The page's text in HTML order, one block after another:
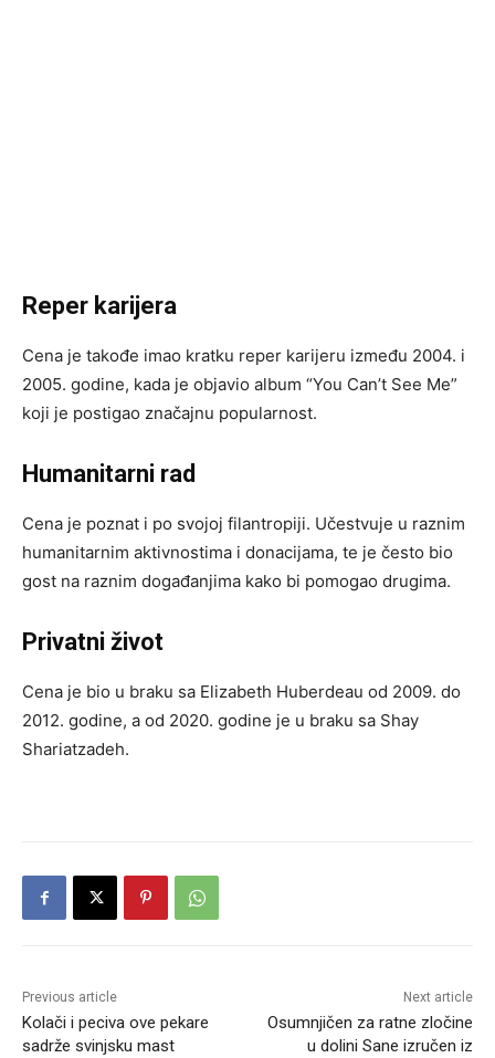
Reper karijera
Cena je takođe imao kratku reper karijeru između 2004. i
2005. godine, kada je objavio album “You Can’t See Me”
koji je postigao značajnu popularnost.
Humanitarni rad
Cena je poznat i po svojoj filantropiji. Učestvuje u raznim
humanitarnim aktivnostima i donacijama, te je često bio
gost na raznim događanjima kako bi pomogao drugima.
Privatni život
Cena je bio u braku sa Elizabeth Huberdeau od 2009. do
2012. godine, a od 2020. godine je u braku sa Shay
Shariatzadeh.
Previous article
Kolači i peciva ove pekare
sadrže svinjsku mast
Next article
Osumnjičen za ratne zločine
u dolini Sane izručen iz